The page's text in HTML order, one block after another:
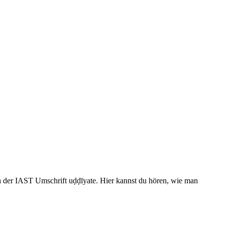
IAST Umschrift uḍḍīyate. Hier kannst du hören, wie man